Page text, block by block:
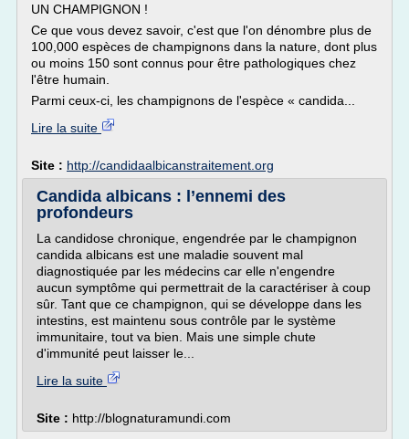
UN CHAMPIGNON !
Ce que vous devez savoir, c'est que l'on dénombre plus de
100,000 espèces de champignons dans la nature, dont plus
ou moins 150 sont connus pour être pathologiques chez
l'être humain.
Parmi ceux-ci, les champignons de l'espèce « candida...
Lire la suite
Site : http://candidaalbicanstraitement.org
Candida albicans : l’ennemi des
profondeurs
La candidose chronique, engendrée par le champignon
candida albicans est une maladie souvent mal
diagnostiquée par les médecins car elle n'engendre
aucun symptôme qui permettrait de la caractériser à coup
sûr. Tant que ce champignon, qui se développe dans les
intestins, est maintenu sous contrôle par le système
immunitaire, tout va bien. Mais une simple chute
d'immunité peut laisser le...
Lire la suite
Site : http://blognaturamundi.com